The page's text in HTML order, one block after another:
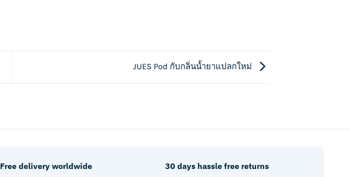
JUES Pod กับกลิ่นน้ำยาแปลกใหม่
Free delivery worldwide 30 days hassle free returns